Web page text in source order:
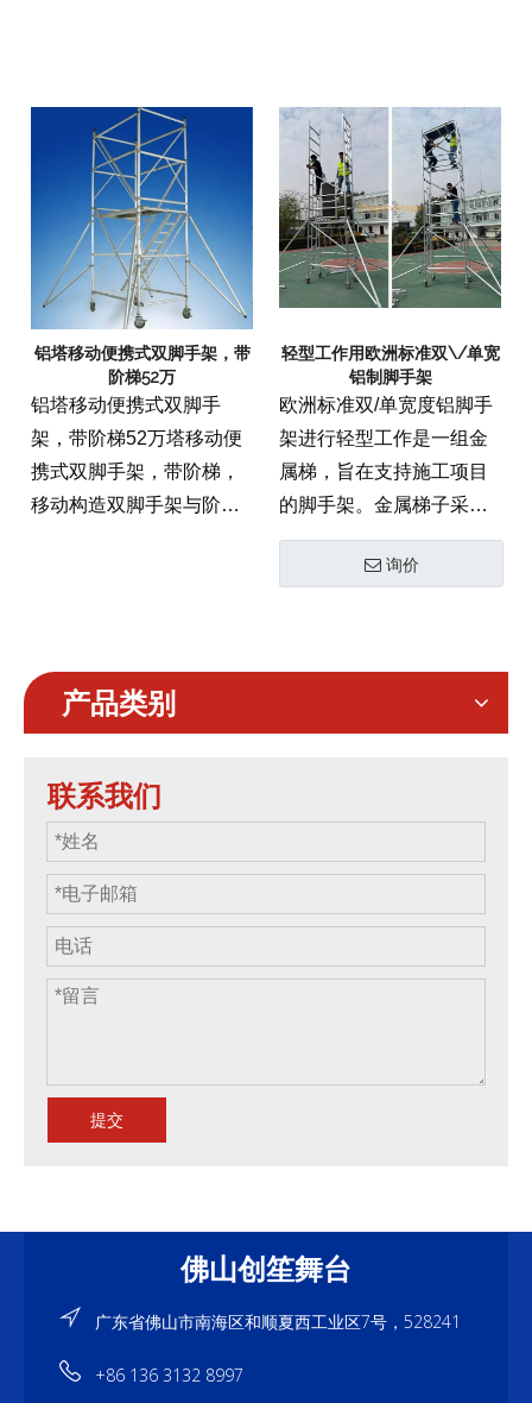
铝塔移动便携式双脚手架，带
阶梯52万
铝塔移动便携式双脚手
架，带阶梯52万塔移动便
携式双脚手架，带阶梯，
移动构造双脚手架与阶梯
轻型工作用欧洲标准双\/单宽
铝制脚手架
欧洲标准双/单宽度铝脚手
架进行轻型工作是一组金
属梯，旨在支持施工项目
的脚手架。金属梯子采用
双宽和单宽，因此它们可
用于单脚手和双脚手架。
梯设计用于脚手架，脚手
询价
产品类别
联系我们
提交
佛山创笙舞台
广东省佛山市南海区和顺夏西工业区7号，528241
+86 136 3132 8997